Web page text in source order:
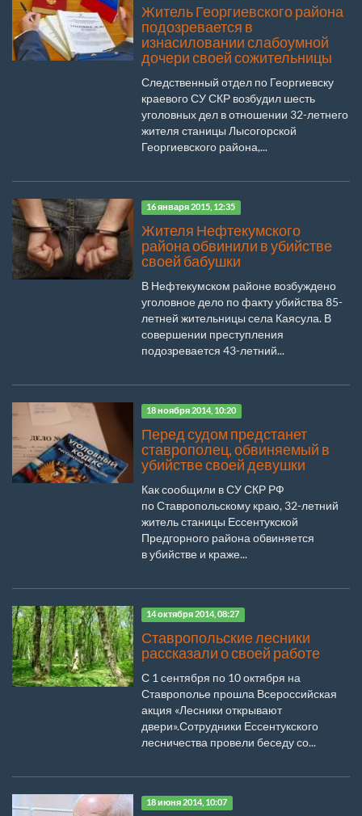
Житель Георгиевского района
подозревается в
изнасиловании слабоумной
дочери своей сожительницы
Следственный отдел по Георгиевску
краевого СУ СКР возбудил шесть
уголовных дел в отношении 32-летнего
жителя станицы Лысогорской
Георгиевского района,...
16 января 2015, 12:35
Жителя Нефтекумского
района обвинили в убийстве
своей бабушки
В Нефтекумском районе возбуждено
уголовное дело по факту убийства 85-
летней жительницы села Каясула. В
совершении преступления
подозревается 43-летний...
18 ноября 2014, 10:20
Перед судом предстанет
ставрополец, обвиняемый в
убийстве своей девушки
Как сообщили в СУ СКР РФ
по Ставропольскому краю, 32-летний
житель станицы Ессентукской
Предгорного района обвиняется
в убийстве и краже...
14 октября 2014, 08:27
Ставропольские лесники
рассказали о своей работе
С 1 сентября по 10 октября на
Ставрополье прошла Всероссийская
акция «Лесники открывают
двери».Сотрудники Ессентукского
лесничества провели беседу со...
18 июня 2014, 10:07